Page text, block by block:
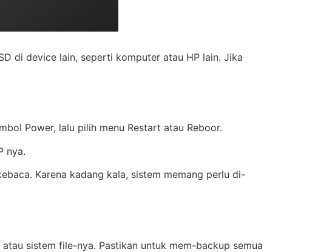
di device lain, seperti komputer atau HP lain. Jika
Power, lalu pilih menu Restart atau Reboor.
nya.
Karena kadang kala, sistem memang perlu di-
sistem file-nya. Pastikan untuk mem-backup semua